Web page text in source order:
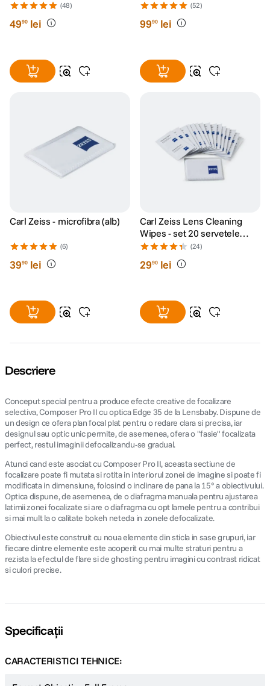
(48)
4990 lei
(52)
9990 lei
Carl Zeiss - microfibra (alb)
(6)
3990 lei
Carl Zeiss Lens Cleaning
Wipes - set 20 servetele
umede
(24)
2990 lei
Descriere
Conceput special pentru a produce efecte creative de focalizare
selectiva, Composer Pro II cu optica Edge 35 de la Lensbaby. Dispune de
un design ce ofera plan focal plat pentru o redare clara si precisa, iar
designul sau optic unic permite, de asemenea, ofera o "fasie" focalizata
perfect, restul imaginii defocalizandu-se gradual.
Atunci cand este asociat cu Composer Pro II, aceasta sectiune de
focalizare poate fi mutata si rotita in interiorul zonei de imagine si poate fi
modificata in dimensiune, folosind o inclinare de pana la 15° a obiectivului.
Optica dispune, de asemenea, de o diafragma manuala pentru ajustarea
latimii zonei focalizate si are o diafragma cu opt lamele pentru a contribui
si mai mult la o calitate bokeh neteda in zonele defocalizate.
Obiectivul este construit cu noua elemente din sticla in sase grupuri, iar
fiecare dintre elemente este acoperit cu mai multe straturi pentru a
rezista la efectul de flare si de ghosting pentru imagini cu contrast ridicat
si culori precise.
Specificații
CARACTERISTICI TEHNICE: